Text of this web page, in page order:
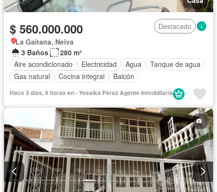
$ 560.000.000
Destacado
La Gaitana, Neiva
3 Baños
280 m²
Aire acondicionado
Electricidad Agua
Tanque de agua
Gas natural
Cocina integral Balcón
Hace 3 días, 6 horas en - Yessika Pérez Agente Inmobiliaria